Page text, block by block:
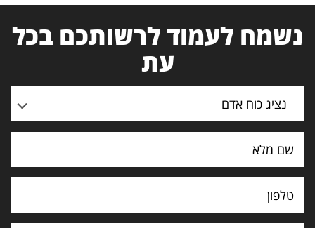
נשמח לעמוד לרשותכם בכל
עת
נציג כוח אדם